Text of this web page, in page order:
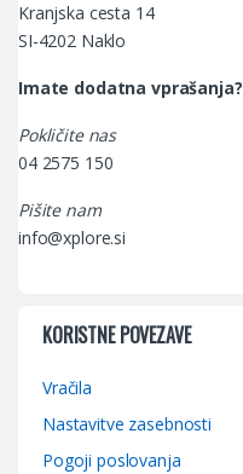
Kranjska cesta 14
SI-4202 Naklo
Imate dodatna vprašanja?
Pokličite nas
04 2575 150
Pišite nam
info@xplore.si
KORISTNE POVEZAVE
Vračila
Nastavitve zasebnosti
Pogoji poslovanja